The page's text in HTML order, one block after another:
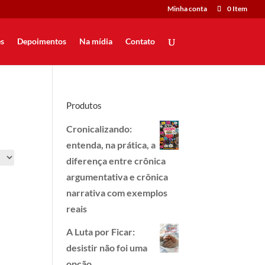
Minha conta 0 Item
Depoimentos Na mídia Contato
Produtos
Cronicalizando:
entenda, na prática, a
diferença entre crônica
argumentativa e crônica
narrativa com exemplos
reais
A Luta por Ficar:
desistir não foi uma